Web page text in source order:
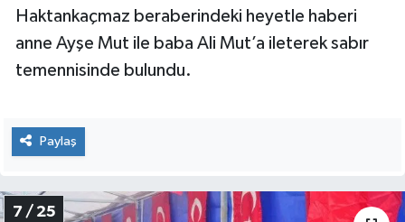
Haktankaçmaz beraberindeki heyetle haberi
anne Ayşe Mut ile baba Ali Mut’a ileterek sabır
temennisinde bulundu.
Paylaş
7 / 25